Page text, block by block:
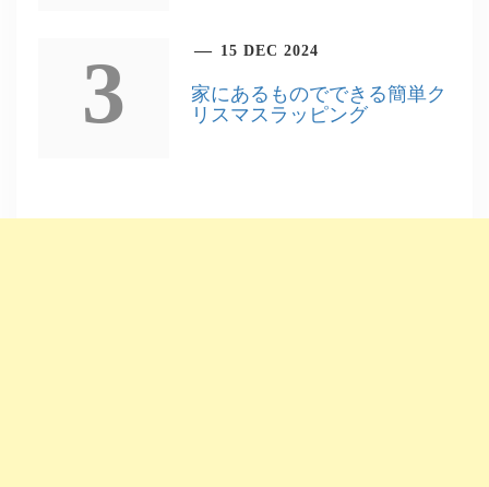
3 15 DEC 2024
家にあるものでできる簡単ク
リスマスラッピング